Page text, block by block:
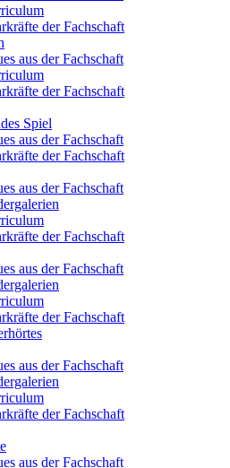
der Fachschaft
aus der Fachschaft
der Fachschaft
Spiel
aus der Fachschaft
der Fachschaft
aus der Fachschaft
der Fachschaft
aus der Fachschaft
der Fachschaft
aus der Fachschaft
der Fachschaft
aus der Fachschaft